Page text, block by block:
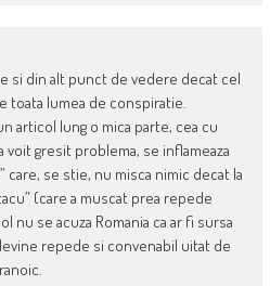
si din alt punct de vedere decat cel
toata lumea de conspiratie.
articol lung o mica parte, cea cu
gresit problema, se inflameaza
se stie, nu misca nimic decat la
(care a muscat prea repede
nu se acuza Romania ca ar fi sursa
repede si convenabil uitat de